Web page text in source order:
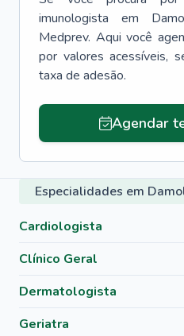
imunologista
em
Medprev. Aqui você
por valores acessíveis,
taxa de adesão.
Agendar
Especialidades em
Cardiologista
Clínico Geral
Dermatologista
Geriatra